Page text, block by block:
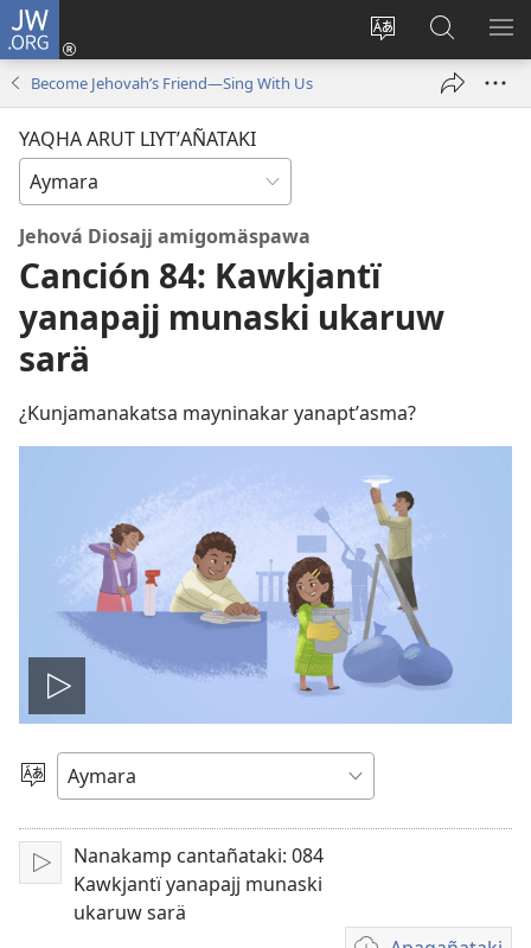
JW.ORG
Change
language
Cuentamar
mantañatakiJW.ORG:
Become Jehovah’s Friend—Sing With Us
YAQHA ARUT LIYTʼAÑATAKI
Jehová Diosajj amigomäspawa
Canción 84: Kawkjantï
yanapajj munaski ukaruw
sarä
¿Kunjamanakatsa mayninakar yanaptʼasma?
Play
video
Mä
ajlliñataki
Play
Nanakamp cantañataki: 084
Kawkjantï yanapajj munaski
ukaruw sarä